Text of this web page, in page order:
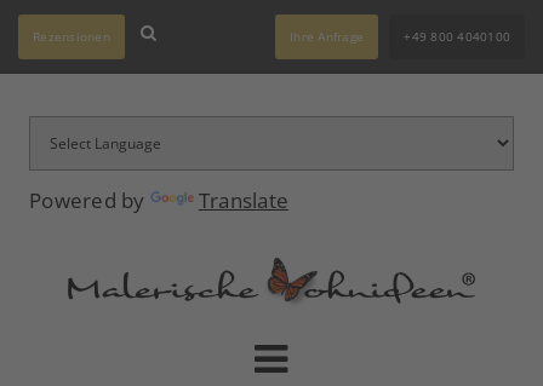
Powered by Translate
Rezensionen Ihre Anfrage +49 800 4040100